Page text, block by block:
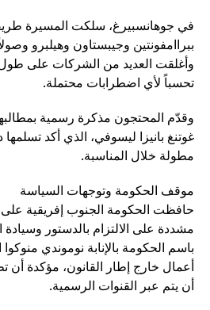
في جوهانسبيرغ، سلكت المسيرة
ببراامفونتين وجيبستاون وهيلبرو
وأغلقت العديد من الشركات على طول
تحسباً لأي اضطرابات محتملة.
وقدّم المحتجون مذكرة رسمية
غوتنغ بانيزا ليسوفي، الذي أكد
مطولة خلال المناسبة.
موقف الحكومة وتوجهات السياسة
حافظت الحكومة الجنوب إفريقية
مشددة على الالتزام بالدستور وسيادة
باسم الحكومة بالإنابة نوموندي
أعمال خارج إطار القانون، مؤكدة أن
أن يتم عبر القنوات الرسمية.